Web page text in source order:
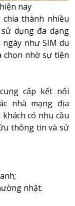
nay
thành nhiều
dụng đa dạng
ngày như SIM du
chọn nhờ sự tiện
cấp kết nối
nhà mạng địa
có nhu cầu
thông tin và sử
nhật.